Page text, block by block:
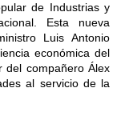
de Industrias y
Esta nueva
Luis Antonio
económica del
del compañero Álex
al servicio de la